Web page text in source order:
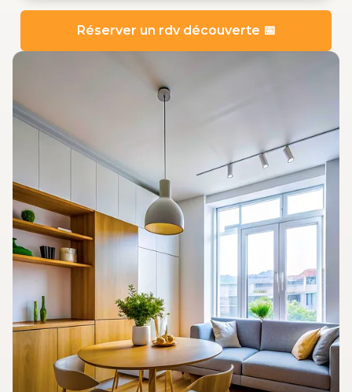
Réserver un rdv découverte 📅